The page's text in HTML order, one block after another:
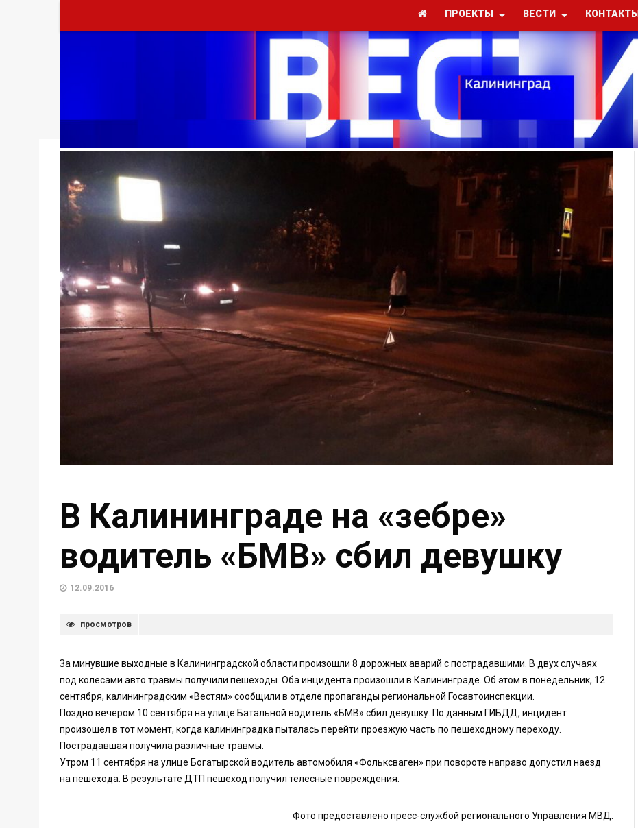
ПРОЕКТЫ ВЕСТИ КОНТАКТЫ
В Калининграде на «зебре»
водитель «БМВ» сбил девушку
12.09.2016
просмотров
За минувшие выходные в Калининградской области произошли 8 дорожных аварий с пострадавшими. В двух случаях
под колесами авто травмы получили пешеходы. Оба инцидента произошли в Калининграде. Об этом в понедельник, 12
сентября, калининградским «Вестям» сообщили в отделе пропаганды региональной Госавтоинспекции.
Поздно вечером 10 сентября на улице Батальной водитель «БМВ» сбил девушку. По данным ГИБДД, инцидент
произошел в тот момент, когда калининградка пыталась перейти проезжую часть по пешеходному переходу.
Пострадавшая получила различные травмы.
Утром 11 сентября на улице Богатырской водитель автомобиля «Фольксваген» при повороте направо допустил наезд
на пешехода. В результате ДТП пешеход получил телесные повреждения.
Фото предоставлено пресс-службой регионального Управления МВД.